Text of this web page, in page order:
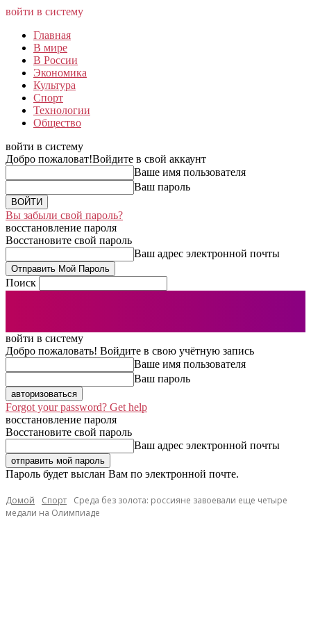
войти в систему
Главная
В мире
В России
Экономика
Культура
Спорт
Технологии
Общество
войти в систему
Добро пожаловат!Войдите в свой аккаунт
Ваше имя пользователя
Ваш пароль
Вы забыли свой пароль?
восстановление пароля
Восстановите свой пароль
Ваш адрес электронной почты
Поиск
войти в систему
Добро пожаловать! Войдите в свою учётную запись
Ваше имя пользователя
Ваш пароль
Forgot your password? Get help
восстановление пароля
Восстановите свой пароль
Ваш адрес электронной почты
Пароль будет выслан Вам по электронной почте.
Домой Спорт
Среда без золота: россияне завоевали еще четыре
медали на Олимпиаде